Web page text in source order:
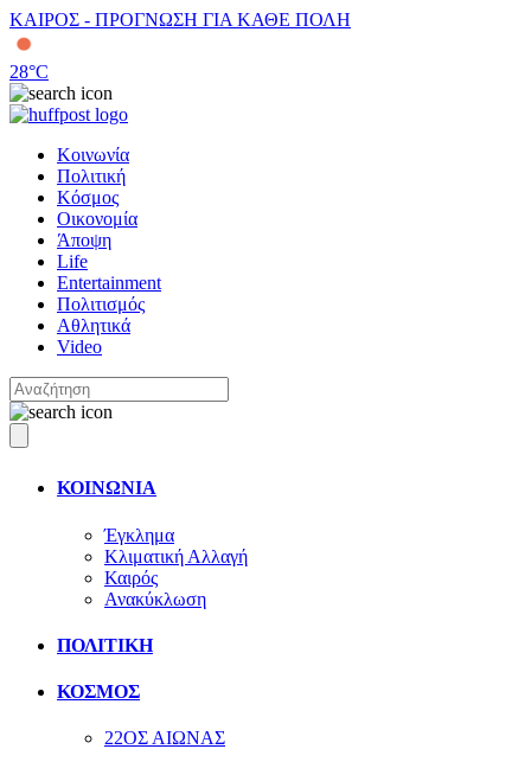
ΚΑΙΡΟΣ - ΠΡΟΓΝΩΣΗ ΓΙΑ ΚΑΘΕ ΠΟΛΗ
28°C
Κοινωνία
Πολιτική
Κόσμος
Οικονομία
Άποψη
Life
Entertainment
Πολιτισμός
Αθλητικά
Video
ΚΟΙΝΩΝΙΑ
Έγκλημα
Κλιματική Αλλαγή
Καιρός
Ανακύκλωση
ΠΟΛΙΤΙΚΗ
ΚΟΣΜΟΣ
22ΟΣ ΑΙΩΝΑΣ